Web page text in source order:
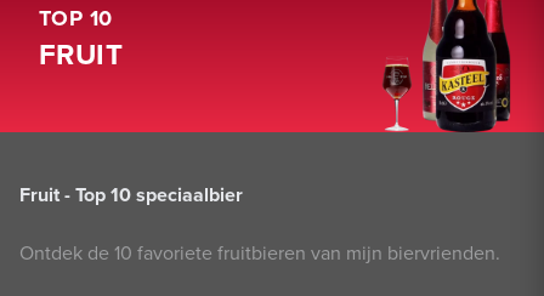
TOP 10
FRUIT
Fruit - Top 10 speciaalbier
Ontdek de 10 favoriete fruitbieren van mijn biervrienden.